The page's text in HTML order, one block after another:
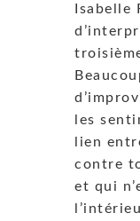
Isabelle
les
lien
contre
et qui